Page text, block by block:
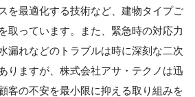
を最適化する技術など、建物タイプご
取っています。また、緊急時の対応力
漏れなどのトラブルは時に深刻な二次
りますが、株式会社アサ・テクノは迅
客の不安を最小限に抑える取り組みを